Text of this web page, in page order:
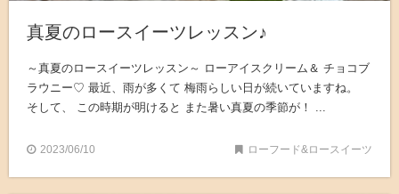
真夏のロースイーツレッスン♪
～真夏のロースイーツレッスン～ ローアイスクリーム＆ チョコブ
ラウニー♡ 最近、雨が多くて 梅雨らしい日が続いていますね。
そして、 この時期が明けると また暑い真夏の季節が！ ...
2023/06/10 ローフード&ロースイーツ